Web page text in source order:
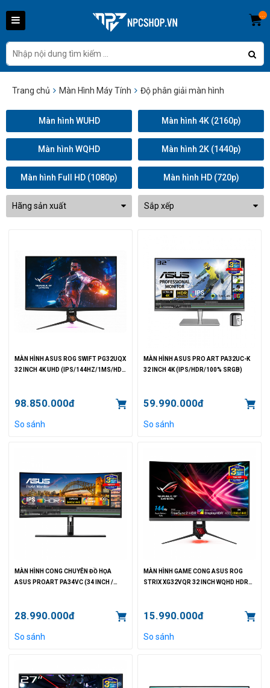
...
Trang chủ Màn Hình Máy Tính Độ phân giải màn hình
Màn hình WUHD Màn hình 4K (2160p)
Màn hình WQHD Màn hình 2K (1440p)
Màn hình Full HD (1080p) Màn hình HD (720p)
Hãng sản xuất Sắp xếp
MÀN HÌNH ASUS ROG SWIFT PG32UQX
32 INCH 4K UHD (IPS/144HZ/1MS/HDR
98.850.000đ
So sánh
MÀN HÌNH ASUS PRO ART PA32UC-K
32 INCH 4K (IPS/HDR/100% SRGB)
59.990.000đ
So sánh
MÀN HÌNH CONG CHUYÊN ĐỒ HỌA
ASUS PROART PA34VC (34 INCH /
28.990.000đ
So sánh
MÀN HÌNH GAME CONG ASUS ROG
STRIX XG32VQR 32 INCH WQHD HDR
15.990.000đ
So sánh